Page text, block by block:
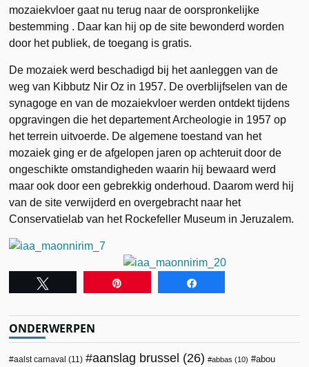
mozaiekvloer gaat nu terug naar de oorspronkelijke
bestemming . Daar kan hij op de site bewonderd worden
door het publiek, de toegang is gratis.
De mozaiek werd beschadigd bij het aanleggen van de
weg van Kibbutz Nir Oz in 1957. De overblijfselen van de
synagoge en van de mozaiekvloer werden ontdekt tijdens
opgravingen die het departement Archeologie in 1957 op
het terrein uitvoerde. De algemene toestand van het
mozaiek ging er de afgelopen jaren op achteruit door de
ongeschikte omstandigheden waarin hij bewaard werd
maar ook door een gebrekkig onderhoud. Daarom werd hij
van de site verwijderd en overgebracht naar het
Conservatielab van het Rockefeller Museum in Jeruzalem.
ONDERWERPEN
aalst carnaval (11) aanslag brussel (26) abbas (10)
abou